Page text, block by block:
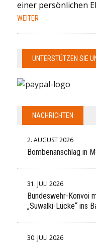
einer persönlichen
WEITER
UNTERSTÜTZEN SIE
NACHRICHTEN
2. AUGUST 2026
Bombenanschlag in
31. JULI 2026
Bundeswehr-Konvoi
„Suwalki-Lücke“ ins
30. JULI 2026